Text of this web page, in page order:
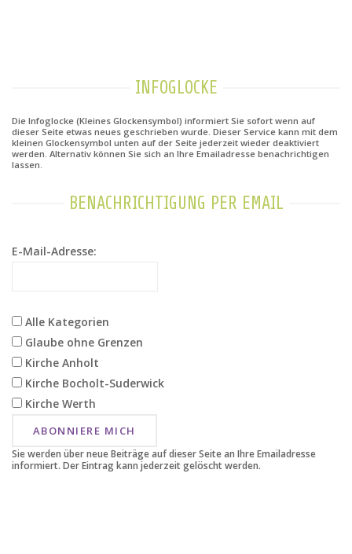
INFOGLOCKE
Die Infoglocke (Kleines Glockensymbol) informiert Sie sofort wenn auf
dieser Seite etwas neues geschrieben wurde. Dieser Service kann mit dem
kleinen Glockensymbol unten auf der Seite jederzeit wieder deaktiviert
werden. Alternativ können Sie sich an Ihre Emailadresse benachrichtigen
lassen.
BENACHRICHTIGUNG PER EMAIL
E-Mail-Adresse:
Alle Kategorien
Glaube ohne Grenzen
Kirche Anholt
Kirche Bocholt-Suderwick
Kirche Werth
ABONNIERE MICH
Sie werden über neue Beiträge auf dieser Seite an Ihre Emailadresse
informiert. Der Eintrag kann jederzeit gelöscht werden.